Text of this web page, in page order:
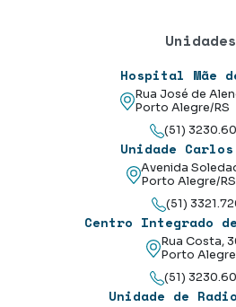
Unidades
Hospital Mãe
Rua José de
Porto Alegre/RS
(51)
Unidade Carlos
Avenida
Porto Alegre/RS
(51)
Centro Integrado
Rua Costa,
Porto
(51)
Unidade de